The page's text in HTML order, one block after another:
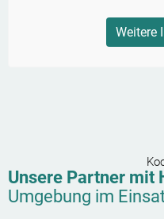
Weitere
Unsere Partner mit
Umgebung im